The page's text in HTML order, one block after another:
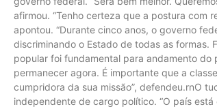
afirmou. “Tenho certeza que a postura com
apontou. “Durante cinco anos, o governo
discriminando o Estado de todas as formas.
popular foi fundamental para andamento do
permanecer agora. É importante que a
cumpridora da sua missão”, defendeu.rnO
independente de cargo político. “O país